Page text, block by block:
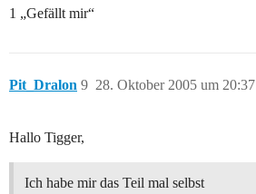
1 „Gefällt mir“
Pit_Dralon 28. Oktober 2005 um 20:37
9
Hallo Tigger,
Ich habe mir das Teil mal selbst